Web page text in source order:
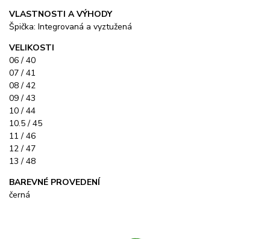
VLASTNOSTI A VÝHODY
Špička: Integrovaná a vyztužená
VELIKOSTI
06 / 40
07 / 41
08 / 42
09 / 43
10 / 44
10.5 / 45
11 / 46
12 / 47
13 / 48
BAREVNÉ PROVEDENÍ
černá